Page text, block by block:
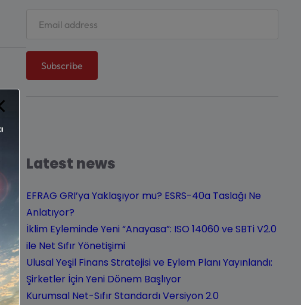
Latest news
EFRAG GRI’ya Yaklaşıyor mu? ESRS-40a Taslağı Ne
Anlatıyor?
İklim Eyleminde Yeni “Anayasa”: ISO 14060 ve SBTi V2.0
ile Net Sıfır Yönetişimi
Ulusal Yeşil Finans Stratejisi ve Eylem Planı Yayınlandı:
Şirketler İçin Yeni Dönem Başlıyor
Kurumsal Net-Sıfır Standardı Versiyon 2.0